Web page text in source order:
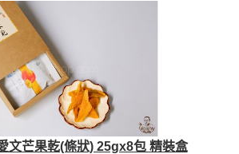
文芒果乾(條狀) 25gx8包 精裝盒